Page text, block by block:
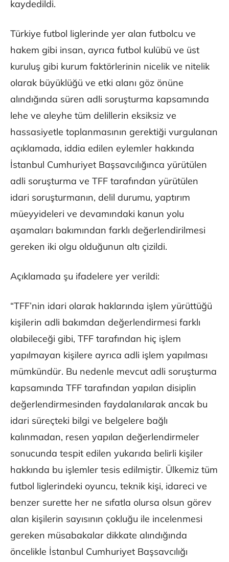
kaydedildi.
Türkiye futbol liglerinde yer alan futbolcu ve
hakem gibi insan, ayrıca futbol kulübü ve üst
kuruluş gibi kurum faktörlerinin nicelik ve nitelik
olarak büyüklüğü ve etki alanı göz önüne
alındığında süren adli soruşturma kapsamında
lehe ve aleyhe tüm delillerin eksiksiz ve
hassasiyetle toplanmasının gerektiği vurgulanan
açıklamada, iddia edilen eylemler hakkında
İstanbul Cumhuriyet Başsavcılığınca yürütülen
adli soruşturma ve TFF tarafından yürütülen
idari soruşturmanın, delil durumu, yaptırım
müeyyideleri ve devamındaki kanun yolu
aşamaları bakımından farklı değerlendirilmesi
gereken iki olgu olduğunun altı çizildi.
Açıklamada şu ifadelere yer verildi:
“TFF’nin idari olarak haklarında işlem yürüttüğü
kişilerin adli bakımdan değerlendirmesi farklı
olabileceği gibi, TFF tarafından hiç işlem
yapılmayan kişilere ayrıca adli işlem yapılması
mümkündür. Bu nedenle mevcut adli soruşturma
kapsamında TFF tarafından yapılan disiplin
değerlendirmesinden faydalanılarak ancak bu
idari süreçteki bilgi ve belgelere bağlı
kalınmadan, resen yapılan değerlendirmeler
sonucunda tespit edilen yukarıda belirli kişiler
hakkında bu işlemler tesis edilmiştir. Ülkemiz tüm
futbol liglerindeki oyuncu, teknik kişi, idareci ve
benzer surette her ne sıfatla olursa olsun görev
alan kişilerin sayısının çokluğu ile incelenmesi
gereken müsabakalar dikkate alındığında
öncelikle İstanbul Cumhuriyet Başsavcılığı